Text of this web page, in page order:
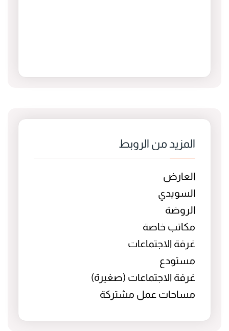
المزيد من الروبط
العارض
السويدي
الروضة
مكاتب خاصة
غرفة الاجتماعات
مستودع
غرفة الاجتماعات (صغيرة)
مساحات عمل مشتركة